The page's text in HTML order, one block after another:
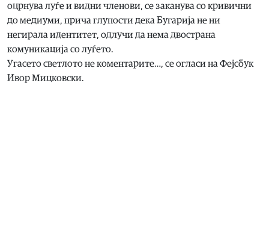
оцрнува луѓе и видни членови, се заканува со кривични
до медиуми, прича глупости дека Бугарија не ни
негирала идентитет, одлучи да нема двострана
комуникација со луѓето.
Угасето светлото не коментарите…, се огласи на Фејсбук
Ивор Мицковски.